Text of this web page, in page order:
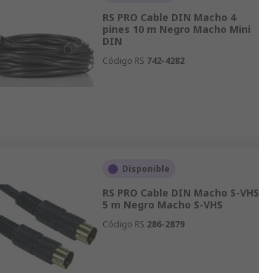
RS PRO Cable DIN Macho 4
pines 10 m Negro Macho Mini
DIN
Código RS 742-4282
Disponible
RS PRO Cable DIN Macho S-VHS
5 m Negro Macho S-VHS
Código RS 286-2879